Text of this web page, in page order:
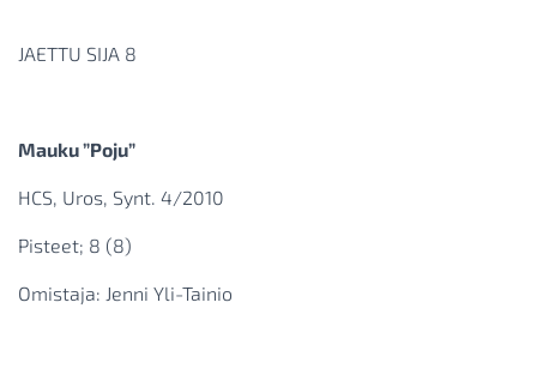
JAETTU SIJA 8
Mauku ”Poju”
HCS, Uros, Synt. 4/2010
Pisteet; 8 (8)
Omistaja: Jenni Yli-Tainio